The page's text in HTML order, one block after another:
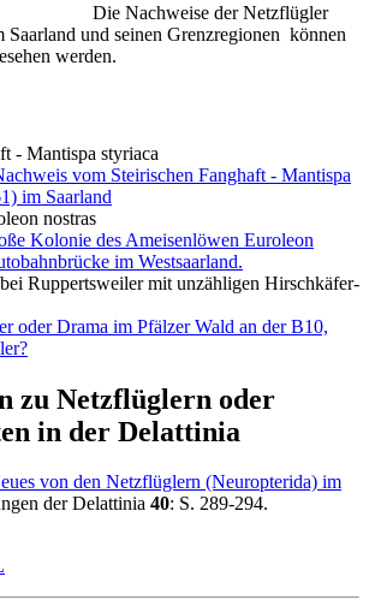
Die Nachweise der Netzflügler
Saarland und seinen Grenzregionen können
werden.
vom Steirischen Fanghaft - Mantispa
im Saarland
Kolonie des Ameisenlöwen Euroleon
im Westsaarland.
oder Drama im Pfälzer Wald an der B10,
zu Netzflüglern oder
in der Delattinia
von den Netzflüglern (Neuropterida) im
der Delattinia 40: S. 289-294.